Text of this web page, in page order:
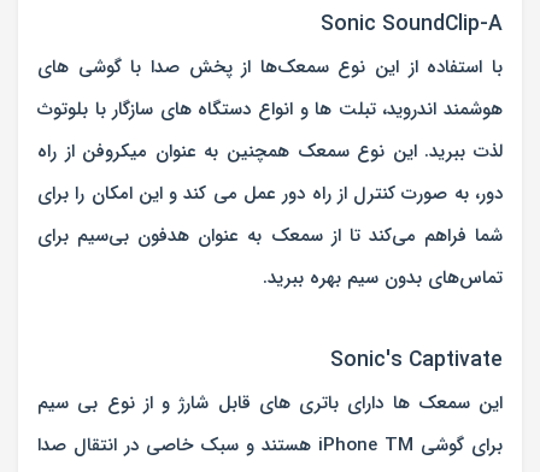
Sonic SoundClip-A
با استفاده از این نوع سمعک‌ها از پخش صدا با گوشی های
هوشمند اندروید، تبلت ها و انواع دستگاه های سازگار با بلوتوث
لذت ببرید. این نوع سمعک همچنین به عنوان میکروفن از راه
دور، به صورت کنترل از راه دور عمل می کند و این امکان را برای
شما فراهم می‌کند تا از سمعک به عنوان هدفون بی‌سیم برای
تماس‌های بدون سیم بهره ببرید.
Sonic's Captivate
این سمعک ها دارای باتری های قابل شارژ و از نوع بی سیم
برای گوشی iPhone TM هستند و سبک خاصی در انتقال صدا